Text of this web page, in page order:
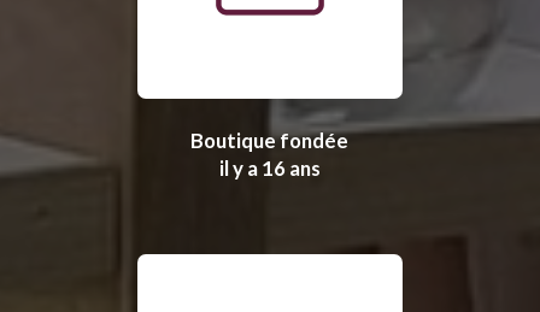
Boutique fondée
il y a 16 ans